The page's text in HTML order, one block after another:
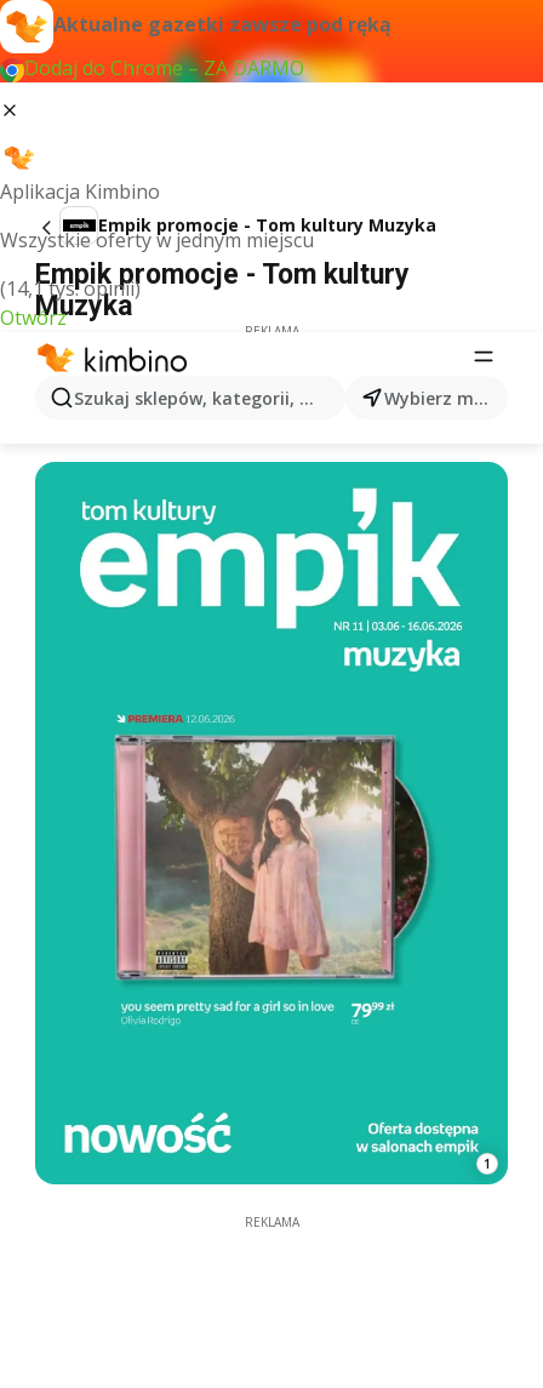
Aktualne gazetki zawsze pod ręką
Dodaj do Chrome – ZA DARMO
Aplikacja Kimbino
Wszystkie oferty w jednym miejscu
(14,1 tys. opinii)
Otwórz
Szukaj sklepów, kategorii, produktów... Wybierz miasto
Empik promocje - Tom kultury Muzyka
Empik promocje - Tom kultury
Muzyka
REKLAMA
1
REKLAMA